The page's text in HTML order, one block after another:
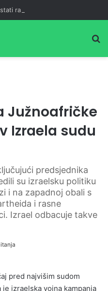
ranoranilac
Južnoafričke
Izraela sudu
predsjednika
su izraelsku politiku
i na zapadnoj obali s
i rasne
Izrael odbacuje takve
pred najvišim sudom
izraelska vojna kampanja